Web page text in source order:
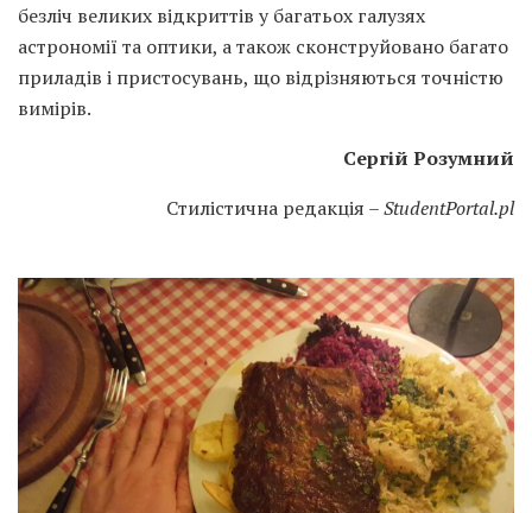
безліч великих відкриттів у багатьох галузях
астрономії та оптики, а також сконструйовано багато
приладів і пристосувань, що відрізняються точністю
вимірів.
Сергій Розумний
Стилістична редакція –StudentPortal.pl